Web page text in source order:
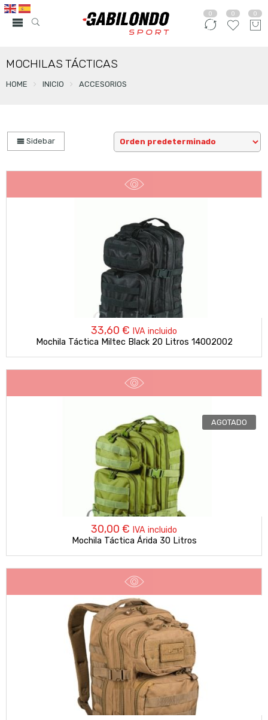
0 0 0
MOCHILAS TÁCTICAS
HOME INICIO ACCESORIOS
Sidebar
33,60 € IVA incluido
Mochila Táctica Miltec Black 20 Litros 14002002
AGOTADO
30,00 € IVA incluido
Mochila Táctica Árida 30 Litros